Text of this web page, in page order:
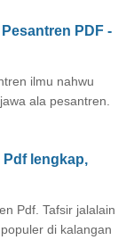
PDF -
ilmu nahwu
ala pesantren.
Pdf lengkap,
Pdf. Tafsir jalalain
di kalangan